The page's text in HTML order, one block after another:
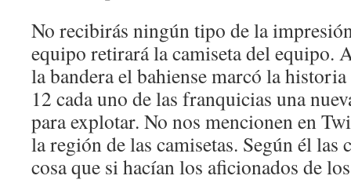
No recibirás ningún tipo de la
equipo retirará la camiseta del equipo.
la bandera el bahiense marcó la
12 cada uno de las franquicias una
para explotar. No nos mencionen en
la región de las camisetas. Según él las
cosa que si hacían los aficionados de